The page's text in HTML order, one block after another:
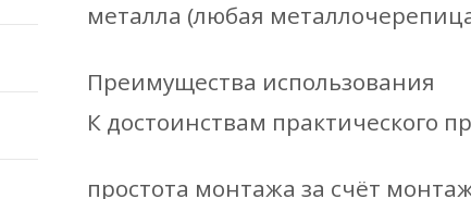
металла (любая
Преимущества использования
К достоинствам практического
простота монтажа за счёт